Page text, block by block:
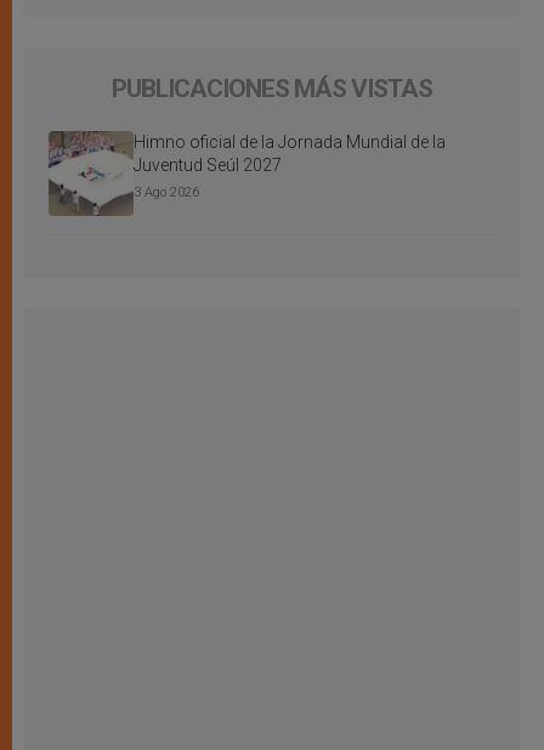
PUBLICACIONES MÁS VISTAS
Himno oficial de la Jornada Mundial de la
Juventud Seúl 2027
3 Ago 2026